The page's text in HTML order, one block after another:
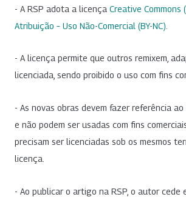
- A RSP adota a licença Creative Commons
Atribuição – Uso Não-Comercial (BY-NC)
- A licença permite que outros remixem,
licenciada, sendo proibido o uso com fins
- As novas obras devem fazer referência
e não podem ser usadas com fins
precisam ser licenciadas sob os mesmos
licença.
- Ao publicar o artigo na RSP, o autor cede